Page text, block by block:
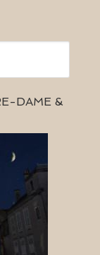
DAME &